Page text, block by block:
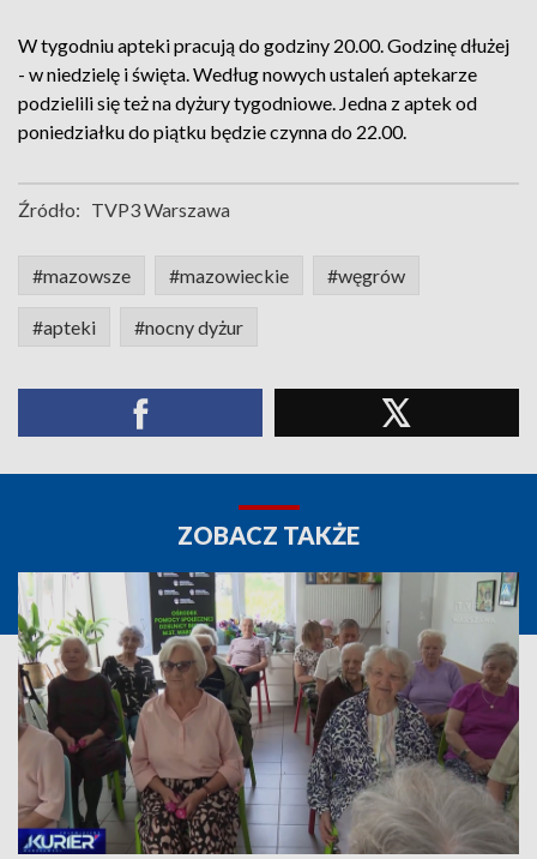
W tygodniu apteki pracują do godziny 20.00. Godzinę dłużej
- w niedzielę i święta. Według nowych ustaleń aptekarze
podzielili się też na dyżury tygodniowe. Jedna z aptek od
poniedziałku do piątku będzie czynna do 22.00.
Źródło: TVP3 Warszawa
#mazowsze #mazowieckie #węgrów
#apteki #nocny dyżur
ZOBACZ TAKŻE